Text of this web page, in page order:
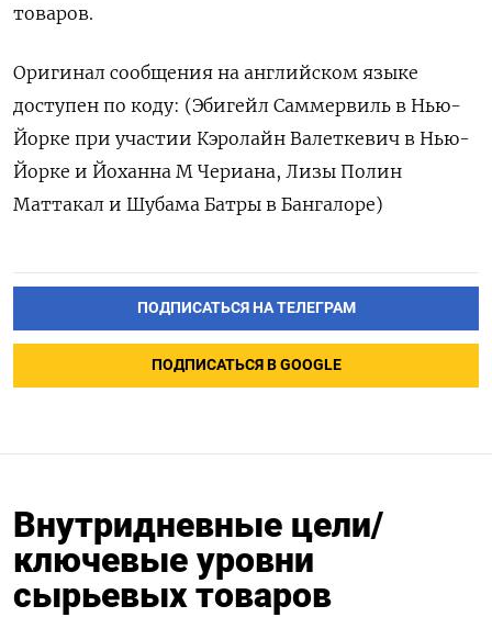
товаров.
Оригинал сообщения на английском языке
доступен по коду: (Эбигейл Саммервиль в Нью-
Йорке при участии Кэролайн Валеткевич в Нью-
Йорке и Йоханна М Чериана, Лизы Полин
Маттакал и Шубама Батры в Бангалоре)
ПОДПИСАТЬСЯ НА ТЕЛЕГРАМ
ПОДПИСАТЬСЯ В GOOGLE
Внутридневные цели/
ключевые уровни
сырьевых товаров